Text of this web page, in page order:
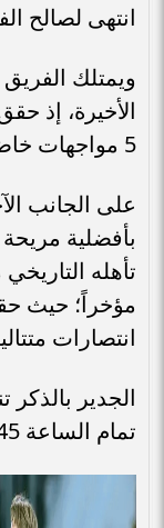
انتهى لصالح
ويمتلك الفريق
5 مواجهات خاضها.
على الجانب
بأفضلية مريحة
تأهله
انتصارات
الجدير
تمام الساعة 07:45 مساءً بتوقيت القاهرة.